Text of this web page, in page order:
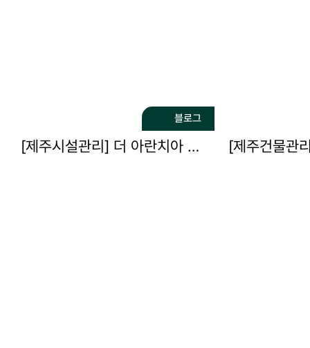
블로그
[제주시설관리] 더 아란치아 파크 소방시설 및 시설물 …